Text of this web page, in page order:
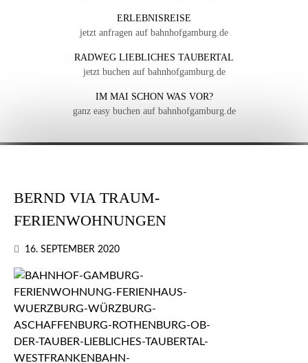
ERLEBNISREISE
jetzt anfragen auf bahnhofgamburg.de
RADWEG LIEBLICHES TAUBERTAL
jetzt buchen auf bahnhofgamburg.de
IM MAI SCHON WAS VOR?
ganz easy buchen auf bahnhofgamburg.de
BERND VIA TRAUM-
FERIENWOHNUNGEN
16. SEPTEMBER 2020